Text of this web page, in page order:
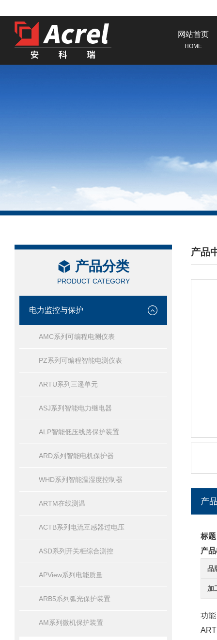
网站首页
HOME
产品分类
PRODUCT CATEGORY
电力监控与保护
AMC系列可编程电测仪表
PZ系列可编程智能电测仪表
ARTU系列三遥单元
ASJ系列智能电力继电器
ALP智能低压线路保护装置
ARD系列智能电机保护器
WHD系列智能温湿度控制器
ARTM在线测温
ACTB系列电流互感器过电压
ASD系列开关柜综合测控
APView系列电能质量
ARB5系列弧光保护装置
AM系列微机保护装置
产品
/
产
标
产
品
加
功